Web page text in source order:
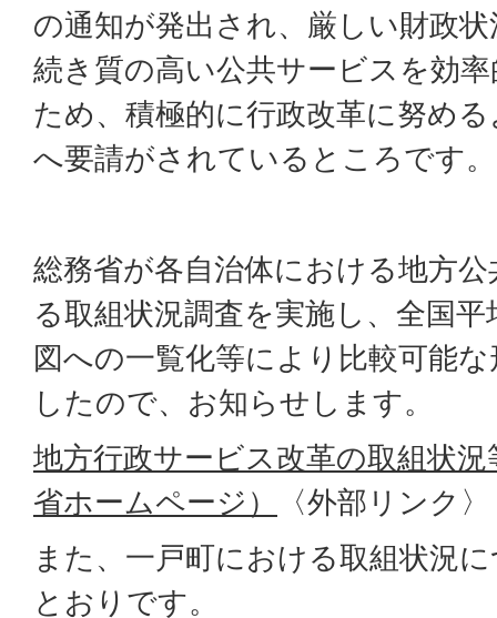
の通知が発出され、厳しい財政
続き質の高い公共サービスを効
ため、積極的に行政改革に努め
へ要請がされているところです。
総務省が各自治体における地方
る取組状況調査を実施し、全国
図への一覧化等により比較可能
したので、お知らせします。
地方行政サービス改革の取組状
省ホームページ）
〈外部リンク〉
また、一戸町における取組状況
とおりです。